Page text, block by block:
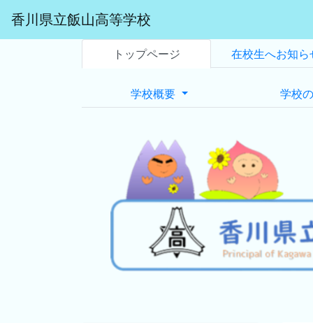
香川県立飯山高等学校
トップページ 在校生へお知ら
学校概要 学校